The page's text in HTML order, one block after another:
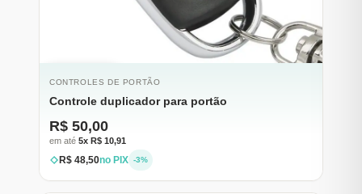
ESGOTADO
CONTROLES DE PORTÃO
Controle duplicador para portão
R$ 50,00
em até 5x R$ 10,91
R$ 48,50no PIX -3%